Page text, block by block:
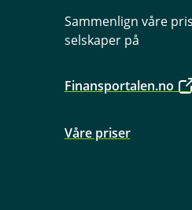
Sammenlign våre
selskaper på
Finansportalen.no
Våre priser